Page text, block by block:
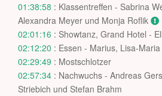
01:38:58 : Klassentreffen - Sabrina
Alexandra Meyer und Monja Roflik
02:01:16 : Showtanz, Grand Hotel -
02:12:20 : Essen - Marius, Lisa-
02:29:49 : Mostschlotzer
02:57:34 : Nachwuchs - Andreas
Striebich und Stefan Brahm